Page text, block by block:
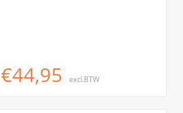
€44,95 excl.BTW